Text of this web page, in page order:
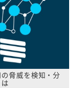
脅威を検知・分